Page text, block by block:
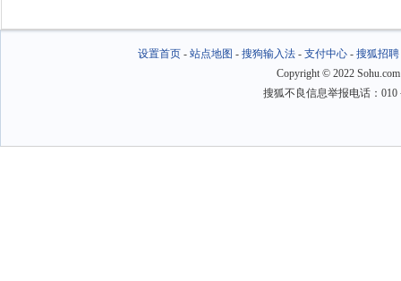
设置首页 -站点地图 -搜狗输入法 -支付中心 -搜狐招聘
Copyright © 2022
搜狐不良信息举报电话：010